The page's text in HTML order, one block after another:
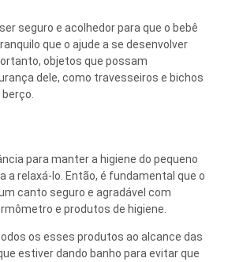
seguro e acolhedor para que o bebê
que o ajude a se desenvolver
objetos que possam
dele, como travesseiros e bichos
para manter a higiene do pequeno
a relaxá-lo. Então, é fundamental que o
canto seguro e agradável com
e produtos de higiene.
os esses produtos ao alcance das
estiver dando banho para evitar que